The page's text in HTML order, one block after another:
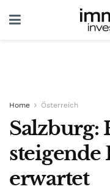
Home Österreich
Salzburg:
steigende
erwartet